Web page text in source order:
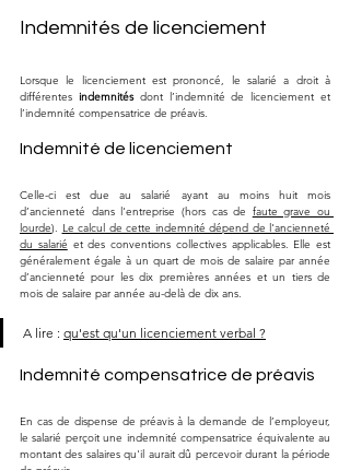
Indemnités de licenciement
Lorsque le licenciement est prononcé, le salarié a droit à
différentes indemnités dont l’indemnité de licenciement et
l’indemnité compensatrice de préavis.
Indemnité de licenciement
Celle-ci est due au salarié ayant au moins huit mois
d’ancienneté dans l'entreprise (hors cas de faute grave ou
lourde). Le calcul de cette indemnité dépend de l'ancienneté
du salarié et des conventions collectives applicables. Elle est
généralement égale à un quart de mois de salaire par année
d’ancienneté pour les dix premières années et un tiers de
mois de salaire par année au-delà de dix ans.
A lire : qu'est qu'un licenciement verbal ?
Indemnité compensatrice de préavis
En cas de dispense de préavis à la demande de l’employeur,
le salarié perçoit une indemnité compensatrice équivalente au
montant des salaires qu'il aurait dû percevoir durant la période